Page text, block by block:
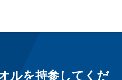
ルを持参してくだ